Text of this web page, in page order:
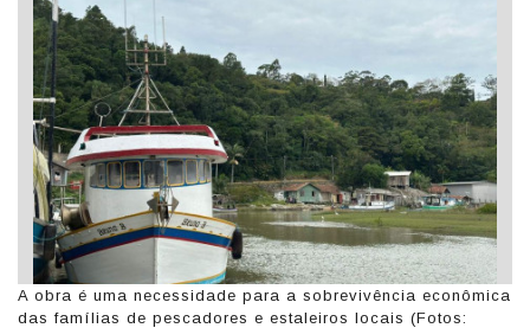
A obra é uma necessidade para a sobrevivência econômica
das famílias de pescadores e estaleiros locais (Fotos: